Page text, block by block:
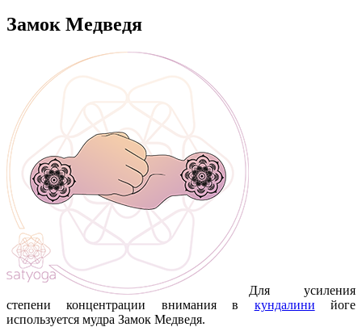
Замок Медведя
Для усиления
степени концентрации внимания в кундалини йоге
используется мудра Замок Медведя.